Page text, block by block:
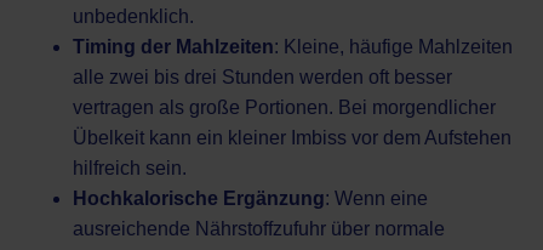
unbedenklich.
Timing der Mahlzeiten: Kleine, häufige Mahlzeiten
alle zwei bis drei Stunden werden oft besser
vertragen als große Portionen. Bei morgendlicher
Übelkeit kann ein kleiner Imbiss vor dem Aufstehen
hilfreich sein.
Hochkalorische Ergänzung: Wenn eine
ausreichende Nährstoffzufuhr über normale